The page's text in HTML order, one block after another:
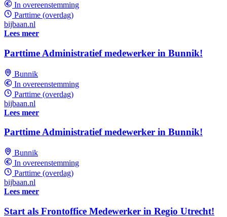
In overeenstemming
Parttime (overdag)
bijbaan.nl
Lees meer
Parttime Administratief medewerker in Bunnik!
Bunnik
In overeenstemming
Parttime (overdag)
bijbaan.nl
Lees meer
Parttime Administratief medewerker in Bunnik!
Bunnik
In overeenstemming
Parttime (overdag)
bijbaan.nl
Lees meer
Start als Frontoffice Medewerker in Regio Utrecht!